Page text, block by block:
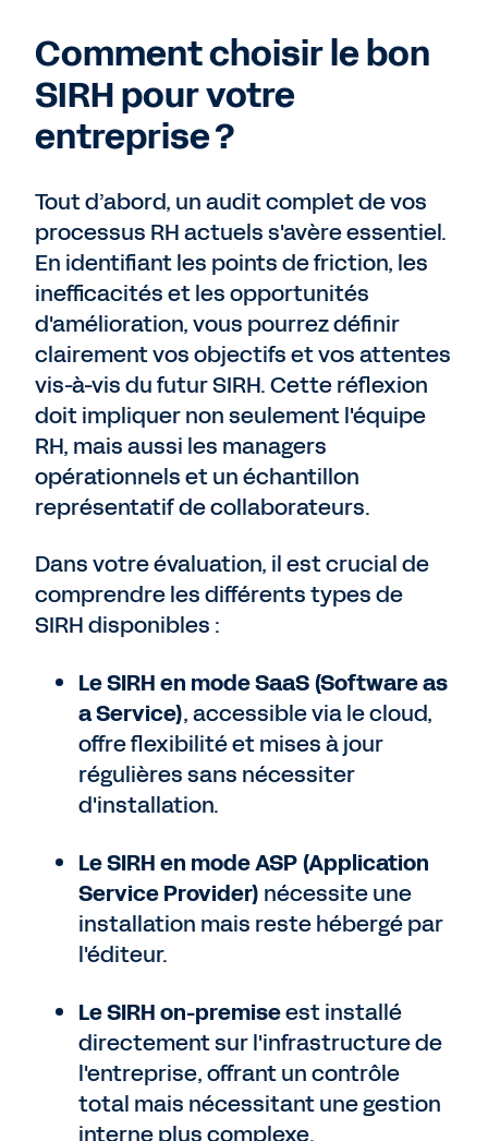
Comment choisir le bon
SIRH pour votre
entreprise ?
Tout d’abord, un audit complet de vos
processus RH actuels s'avère essentiel.
En identifiant les points de friction, les
inefficacités et les opportunités
d'amélioration, vous pourrez définir
clairement vos objectifs et vos attentes
vis-à-vis du futur SIRH. Cette réflexion
doit impliquer non seulement l'équipe
RH, mais aussi les managers
opérationnels et un échantillon
représentatif de collaborateurs.
Dans votre évaluation, il est crucial de
comprendre les différents types de
SIRH disponibles :
Le SIRH en mode SaaS (Software as
a Service), accessible via le cloud,
offre flexibilité et mises à jour
régulières sans nécessiter
d'installation.
Le SIRH en mode ASP (Application
Service Provider) nécessite une
installation mais reste hébergé par
l'éditeur.
Le SIRH on-premiseest installé
directement sur l'infrastructure de
l'entreprise, offrant un contrôle
total mais nécessitant une gestion
interne plus complexe.